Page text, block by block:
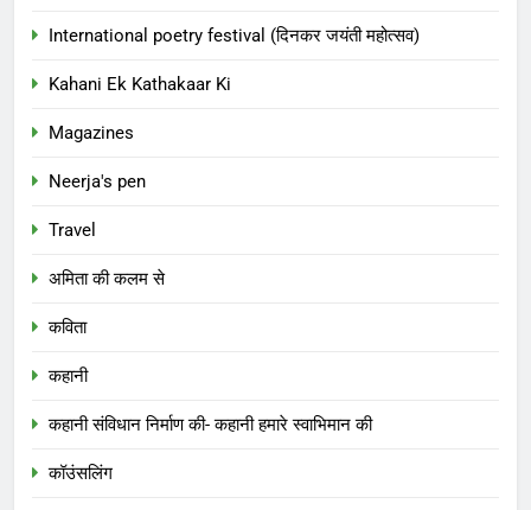
International poetry festival (दिनकर जयंती महोत्सव)
Kahani Ek Kathakaar Ki
Magazines
Neerja's pen
Travel
अमिता की कलम से
कविता
कहानी
कहानी संविधान निर्माण की- कहानी हमारे स्वाभिमान की
कॉउंसलिंग